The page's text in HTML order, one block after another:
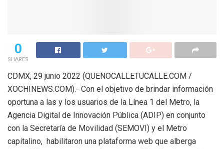
0
SHARES
CDMX, 29 junio 2022 (QUENOCALLETUCALLE.COM /
XOCHINEWS.COM).- Con el objetivo de brindar información
oportuna a las y los usuarios de la Línea 1 del Metro, la
Agencia Digital de Innovación Pública (ADIP) en conjunto
con la Secretaría de Movilidad (SEMOVI) y el Metro
capitalino, habilitaron una plataforma web que alberga